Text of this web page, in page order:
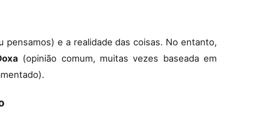
e a realidade das coisas. No entanto,
(opinião comum, muitas vezes baseada em